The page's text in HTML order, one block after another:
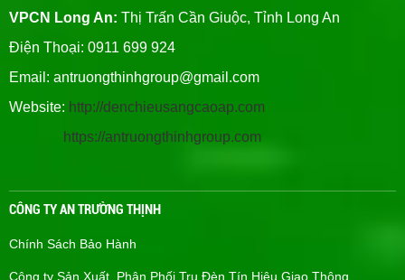
VPCN Long An: Thị Trấn Cần Giuộc, Tỉnh Long An
Điện Thoại: 0911 699 924
Email: antruongthinhgroup@gmail.com
Website: http://denchieusangcaoap.com
https://antruongthinhgroup.com
CÔNG TY AN TRƯỜNG THỊNH
Chính Sách Bảo Hành
Công ty Sản Xuất, Phân Phối Trụ Đèn Tín Hiệu Giao Thông